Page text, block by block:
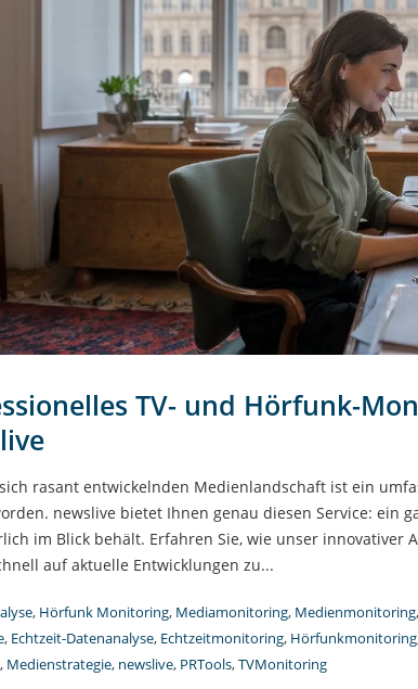
TV- und Hörfunk-
rasant entwickelnden Medienlandschaft ist ein
newslive bietet Ihnen genau diesen Service: ein
im Blick behält. Erfahren Sie, wie unser innovativer
auf aktuelle Entwicklungen zu...
, Hörfunk Monitoring, Mediamonitoring, Medienmonitoring,
, Echtzeit-Datenanalyse, Echtzeitmonitoring, Hörfunkmonitoring
, Medienstrategie, newslive, PRTools,TVMonitoring